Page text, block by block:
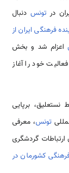
در تونس دنبال
فرهنگی ایران از
اعزام شد و بخش
فعالیت خود را آغاز
برپایی
تونس، معرفی
گردشگری
فرهنگی کشورمان در